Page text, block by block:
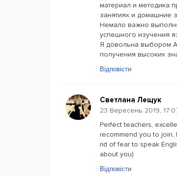
материал и методика
занятиях и домашние
Немало важно
успешного изучения
Я довольна выбором
получения высоких
Відповісти
Светлана Лещук
23 Вересень 2019,
Perfect teachers,
recommend you to
rid of fear to speak
about you)
Відповісти